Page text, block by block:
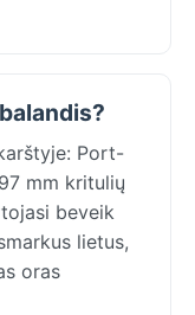
Port-
mm kritulių
beveik
lietus,
oras